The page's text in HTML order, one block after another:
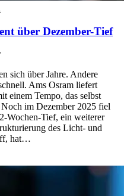
über Dezember-Tief
sich über Jahre. Andere
Ams Osram liefert
einem Tempo, das selbst
im Dezember 2025 fiel
Wochen-Tief, ein weiterer
des Licht- und
hat…